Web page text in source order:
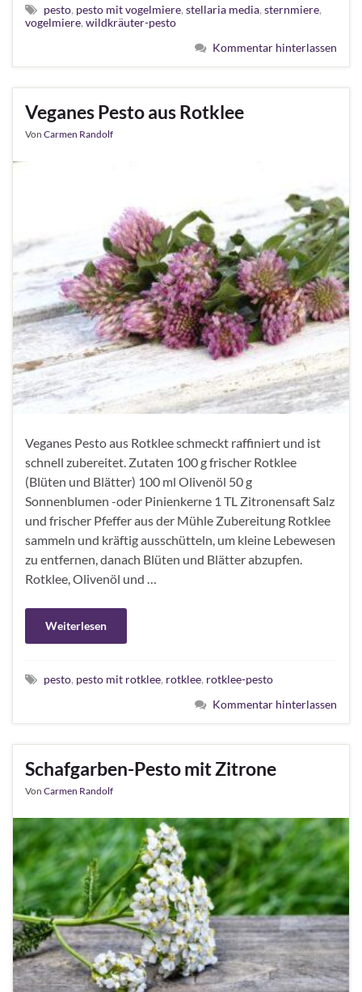
pesto, pesto mit vogelmiere, stellaria media, sternmiere,
vogelmiere, wildkräuter-pesto
Kommentar hinterlassen
Veganes Pesto aus Rotklee
Von Carmen Randolf
Veganes Pesto aus Rotklee schmeckt raffiniert und ist
schnell zubereitet. Zutaten 100 g frischer Rotklee
(Blüten und Blätter) 100 ml Olivenöl 50 g
Sonnenblumen -oder Pinienkerne 1 TL Zitronensaft Salz
und frischer Pfeffer aus der Mühle Zubereitung Rotklee
sammeln und kräftig ausschütteln, um kleine Lebewesen
zu entfernen, danach Blüten und Blätter abzupfen.
Rotklee, Olivenöl und …
Weiterlesen
pesto, pesto mit rotklee, rotklee, rotklee-pesto
Kommentar hinterlassen
Schafgarben-Pesto mit Zitrone
Von Carmen Randolf